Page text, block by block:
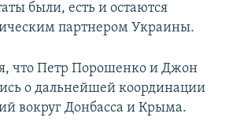
были, есть и остаются
партнером Украины.
что Петр Порошенко и Джон
о дальнейшей координации
вокруг Донбасса и Крыма.